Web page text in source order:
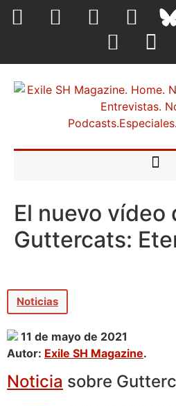
El nuevo vídeo
Guttercats:
Noticias
11 de mayo de 2021
Autor: Exile SH Magazine.
Noticia sobre